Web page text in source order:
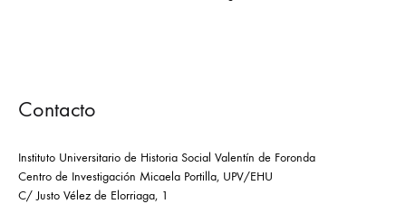
Contacto
Instituto Universitario de Historia Social Valentín de Foronda
Centro de Investigación Micaela Portilla, UPV/EHU
C/ Justo Vélez de Elorriaga, 1